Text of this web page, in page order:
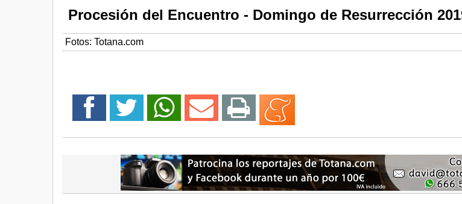
Procesión del Encuentro - Domingo de Resurrección
Fotos: Totana.com